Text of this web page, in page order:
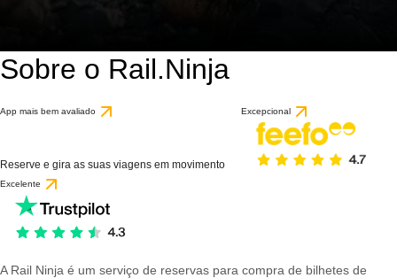
Sobre o Rail.Ninja
App mais bem avaliado
Reserve e gira as suas viagens em movimento
Excepcional
Excelente
A Rail Ninja é um serviço de reservas para compra de bilhetes de